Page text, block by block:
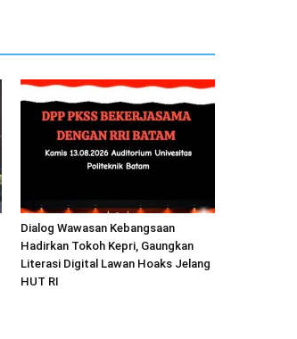
Dialog Wawasan Kebangsaan
Hadirkan Tokoh Kepri, Gaungkan
Literasi Digital Lawan Hoaks Jelang
HUT RI